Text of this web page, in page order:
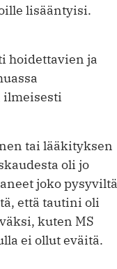
lisääntyisi.
hoidettavien ja
ilmeisesti
tai lääkityksen
oli jo
joko pysyviltä
että tautini oli
kuten MS
ei ollut eväitä.